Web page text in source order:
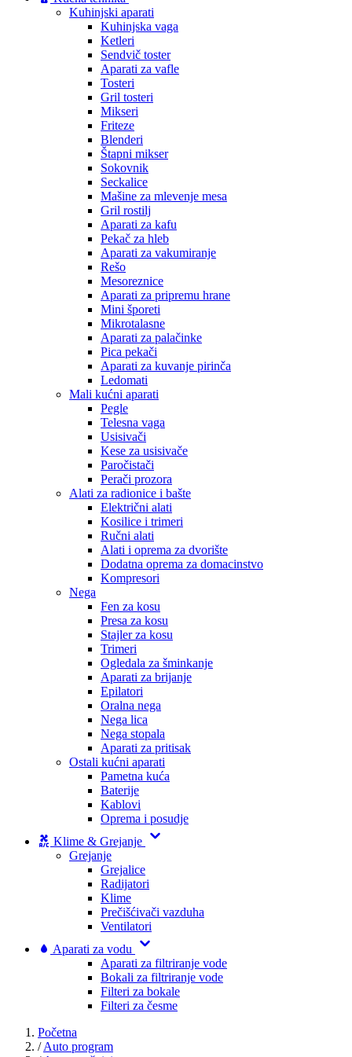
Kuhinjski aparati
Kuhinjska vaga
Ketleri
Sendvič toster
Aparati za vafle
Tosteri
Gril tosteri
Mikseri
Friteze
Blenderi
Štapni mikser
Sokovnik
Seckalice
Mašine za mlevenje mesa
Gril rostilj
Aparati za kafu
Pekač za hleb
Aparati za vakumiranje
Rešo
Mesoreznice
Aparati za pripremu hrane
Mini šporeti
Mikrotalasne
Aparati za palačinke
Pica pekači
Aparati za kuvanje pirinča
Ledomati
Mali kućni aparati
Pegle
Telesna vaga
Usisivači
Kese za usisivače
Paročistači
Perači prozora
Alati za radionice i bašte
Električni alati
Kosilice i trimeri
Ručni alati
Alati i oprema za dvorište
Dodatna oprema za domacinstvo
Kompresori
Nega
Fen za kosu
Presa za kosu
Stajler za kosu
Trimeri
Ogledala za šminkanje
Aparati za brijanje
Epilatori
Oralna nega
Nega lica
Nega stopala
Aparati za pritisak
Ostali kućni aparati
Pametna kuća
Baterije
Kablovi
Oprema i posudje
Klime & Grejanje
Grejanje
Grejalice
Radijatori
Klime
Prečišćivači vazduha
Ventilatori
Aparati za vodu
Aparati za filtriranje vode
Bokali za filtriranje vode
Filteri za bokale
Filteri za česme
Početna
/ Auto program